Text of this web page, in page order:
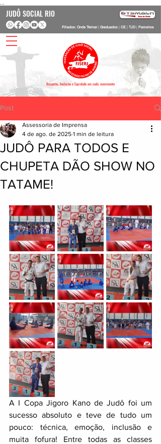
JUDÔ SOCIAL RIO
Filiados: Onde Treinar| Graduados | CE | TJD | Parceiros
Respeito, Inclusão e Equidade em cada movimento
Post
JUDÔ PARA TODOS E
CHUPETA DÃO SHOW NO
TATAME!
Assessoria de Imprensa
4 de ago. de 2025 1 min de leitura
A I Copa Jigoro Kano de Judô foi um
sucesso absoluto e teve de tudo um
pouco: técnica, emoção, inclusão e
muita fofura! Entre todas as classes